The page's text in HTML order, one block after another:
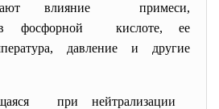
влияние примеси,
в фосфорной кислоте, ее
давление и другие
при нейтрализации